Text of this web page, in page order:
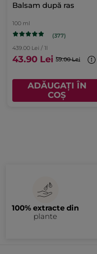
Balsam după ras
100 ml
(377)
439.00 Lei / 1l
43.90 Lei 59.00 Lei
ADĂUGAȚI ÎN
COȘ
100% extracte din
plante